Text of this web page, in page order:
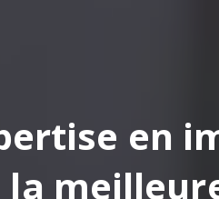
finition